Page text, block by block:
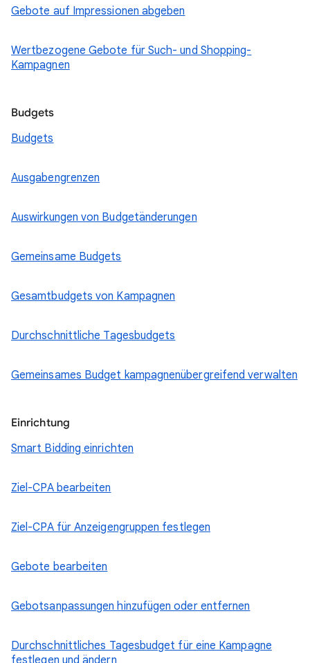
Gebote auf Impressionen abgeben
Wertbezogene Gebote für Such- und Shopping-
Kampagnen
Budgets
Budgets
Ausgabengrenzen
Auswirkungen von Budgetänderungen
Gemeinsame Budgets
Gesamtbudgets von Kampagnen
Durchschnittliche Tagesbudgets
Gemeinsames Budget kampagnenübergreifend verwalten
Einrichtung
Smart Bidding einrichten
Ziel-CPA bearbeiten
Ziel-CPA für Anzeigengruppen festlegen
Gebote bearbeiten
Gebotsanpassungen hinzufügen oder entfernen
Durchschnittliches Tagesbudget für eine Kampagne
festlegen und ändern